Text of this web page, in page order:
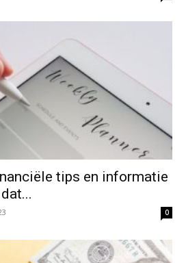
tips en informatie
0